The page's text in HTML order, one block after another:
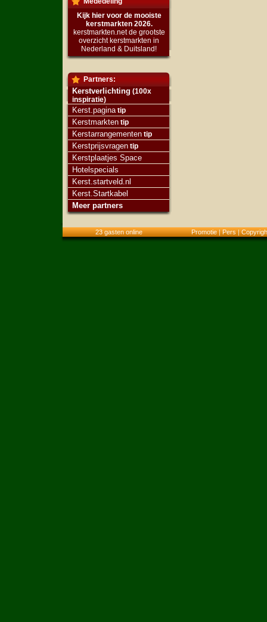
Kijk hier voor de mooiste
kerstmarkten 2026.
kerstmarkten.net de grootste
overzicht kerstmarkten in
Nederland & Duitsland!
Partners:
Kerstverlichting (100x
inspiratie)
Kerst.pagina tip
Kerstmarkten tip
Kerstarrangementen tip
Kerstprijsvragen tip
Kerstplaatjes Space
Hotelspecials
Kerst.startveld.nl
Kerst.Startkabel
Meer partners
23 gasten online Promotie|Pers|